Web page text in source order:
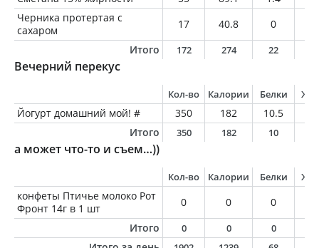
Черника протертая с
сахаром
17 40.8 0
Итого
172 274 22
Вечерний перекус
Кол-во Калории Белки
Йогурт домашний мой! # 350 182 10.5
Итого
350 182 10
а может что-то и съем…))
Кол-во Калории Белки
конфеты Птичье молоко Рот
Фронт 14г в 1 шт
0 0 0
Итого
0 0 0